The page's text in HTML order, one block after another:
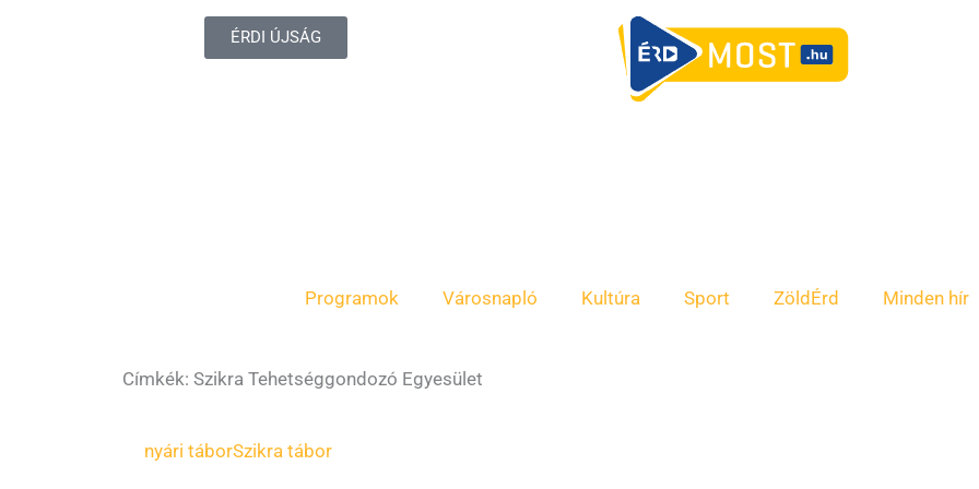
ÉRDI ÚJSÁG
Programok Városnapló Kultúra Sport ZöldÉrd Minden hír
Címkék: Szikra Tehetséggondozó Egyesület
nyári táborSzikra tábor